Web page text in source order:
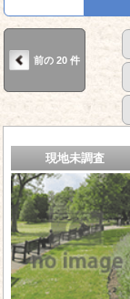
前の 20 件
現地未調査